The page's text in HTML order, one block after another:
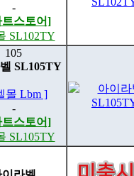
-
트스토어]
SL102TY
105
SL105TY
몰 Lbm ]
-
트스토어]
SL105TY